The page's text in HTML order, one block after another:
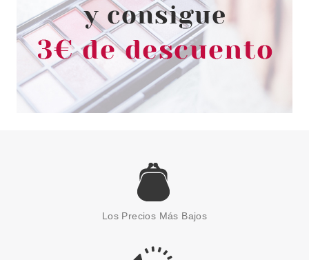
PACO RABANNE
PACO RABANNE INVICTUS EDT
200 ML
94.95€
Los Precios Más Bajos